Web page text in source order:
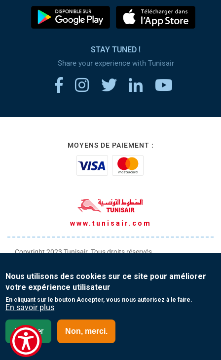
STAY TUNED !
Share your experience with Tunisair
MOYENS DE PAIEMENT :
www.tunisair.com
Copyright 2023 Tunisair. Tous droits réservés
Conditions générales de Vente
Protection de vos données personnelles
Burkina Faso- English(EN)
Nous utilisons des cookies sur ce site pour améliorer
votre expérience utilisateur
En cliquant sur le bouton Accepter, vous nous autorisez à le faire.
En savoir plus
Accepter Non, merci.